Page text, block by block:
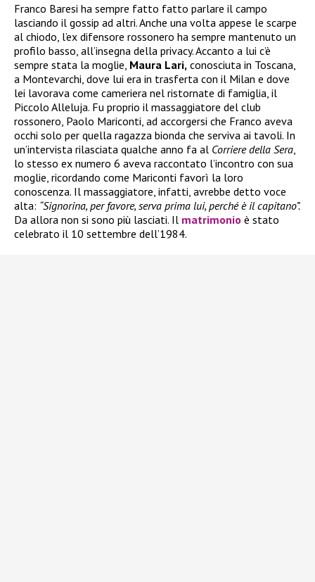
Franco Baresi ha sempre fatto fatto parlare il campo
lasciando il gossip ad altri. Anche una volta appese le scarpe
al chiodo, l’ex difensore rossonero ha sempre mantenuto un
profilo basso, all’insegna della privacy. Accanto a lui c’è
sempre stata la moglie, Maura Lari, conosciuta in Toscana,
a Montevarchi, dove lui era in trasferta con il Milan e dove
lei lavorava come cameriera nel ristornate di famiglia, il
Piccolo Alleluja. Fu proprio il massaggiatore del club
rossonero, Paolo Mariconti, ad accorgersi che Franco aveva
occhi solo per quella ragazza bionda che serviva ai tavoli. In
un’intervista rilasciata qualche anno fa al Corriere della Sera
lo stesso ex numero 6 aveva raccontato l’incontro con sua
moglie, ricordando come Mariconti favorì la loro
conoscenza. Il massaggiatore, infatti, avrebbe detto voce
alta: “Signorina, per favore, serva prima lui, perché è il capitano”.
Da allora non si sono più lasciati. Il matrimonio è stato
celebrato il 10 settembre dell’1984.